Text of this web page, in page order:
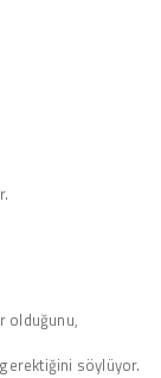
olduğunu,
söylüyor.